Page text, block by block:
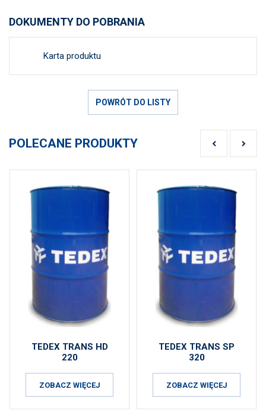
DOKUMENTY DO POBRANIA
Karta produktu
POWRÓT DO LISTY
POLECANE PRODUKTY
TEDEX TRANS HD
220
ZOBACZ WIĘCEJ
TEDEX TRANS SP
320
ZOBACZ WIĘCEJ